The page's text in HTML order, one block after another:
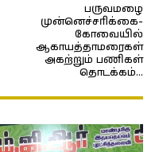
பருவமழை
முன்னெச்சரிக்கை-
கோவையில்
ஆகாயத்தாமரைகள்
அகற்றும் பணிகள்
தொடக்கம்…